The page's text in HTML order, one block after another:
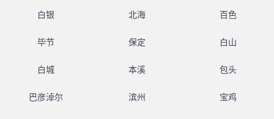
白银 北海 百色
毕节 保定 白山
白城 本溪 包头
巴彦淖尔 滨州 宝鸡